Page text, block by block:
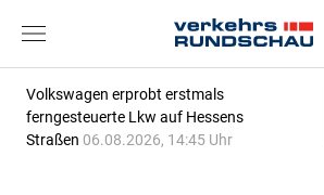
Volkswagen erprobt erstmals
ferngesteuerte Lkw auf Hessens
Straßen 06.08.2026, 14:45 Uhr